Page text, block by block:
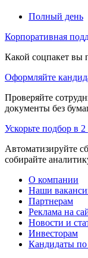
Полный день
Корпоративная
Какой соцпакет вы
Оформляйте
Проверяйте
документы без
Ускорьте подбор в
Автоматизируйте
собирайте
О компании
Наши
Партнерам
Реклама на
Новости и
Инвесторам
Кандидаты